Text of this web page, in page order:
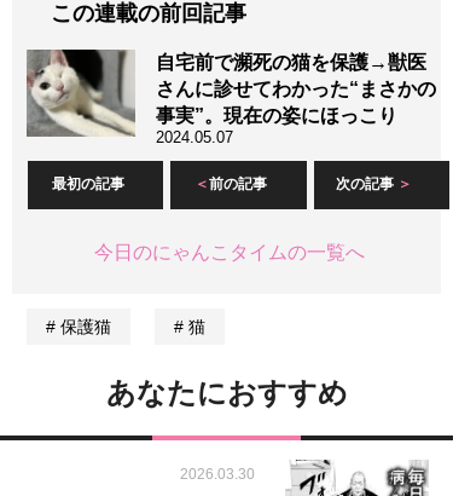
この連載の前回記事
自宅前で瀕死の猫を保護→獣医
さんに診せてわかった“まさかの
事実”。現在の姿にほっこり
2024.05.07
最初の記事 前の記事 次の記事
今日のにゃんこタイムの一覧へ
保護猫 猫
あなたにおすすめ
2026.03.30